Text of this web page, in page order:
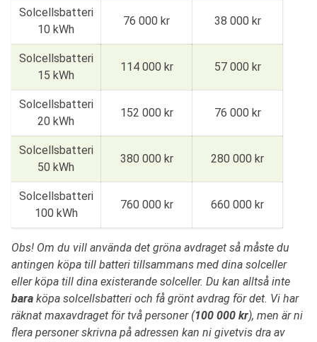
Solcellsbatteri
10 kWh
76 000 kr 38 000 kr
Solcellsbatteri
15 kWh
114 000 kr 57 000 kr
Solcellsbatteri
20 kWh
152 000 kr 76 000 kr
Solcellsbatteri
50 kWh
380 000 kr 280 000 kr
Solcellsbatteri
100 kWh
760 000 kr 660 000 kr
Obs! Om du vill använda det gröna avdraget så måste du
antingen köpa till batteri tillsammans med dina solceller
eller köpa till dina existerande solceller. Du kan alltså inte
bara köpa solcellsbatteri och få grönt avdrag för det. Vi har
räknat maxavdraget för två personer (100 000 kr), men är ni
flera personer skrivna på adressen kan ni givetvis dra av